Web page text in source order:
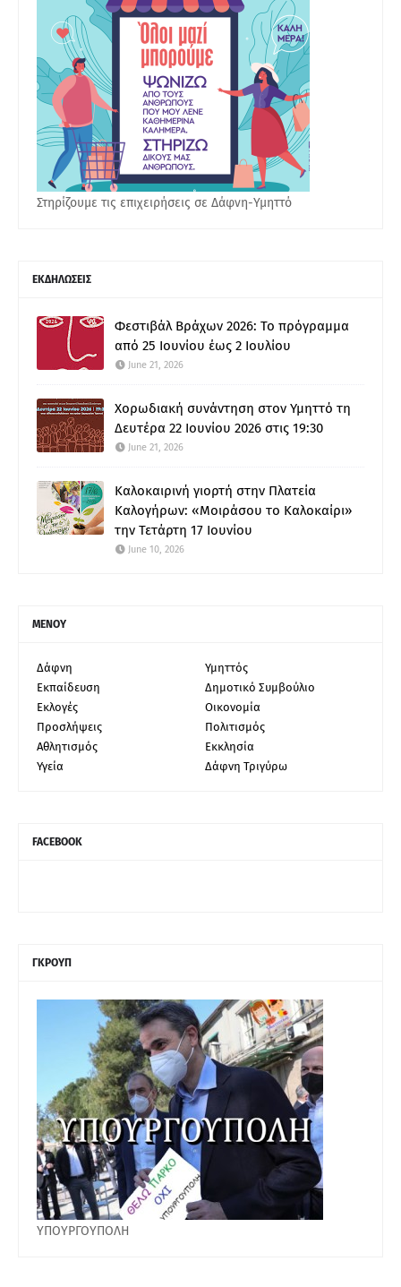
Στηρίζουμε τις επιχειρήσεις σε Δάφνη-Υμηττό
ΕΚΔΗΛΩΣΕΙΣ
Φεστιβάλ Βράχων 2026: Το πρόγραμμα
από 25 Ιουνίου έως 2 Ιουλίου
June 21, 2026
Χορωδιακή συνάντηση στον Υμηττό τη
Δευτέρα 22 Ιουνίου 2026 στις 19:30
June 21, 2026
Καλοκαιρινή γιορτή στην Πλατεία
Καλογήρων: «Μοιράσου το Καλοκαίρι»
την Τετάρτη 17 Ιουνίου
June 10, 2026
ΜΕΝΟΥ
Δάφνη
Υμηττός
Εκπαίδευση
Δημοτικό Συμβούλιο
Εκλογές
Οικονομία
Προσλήψεις
Πολιτισμός
Αθλητισμός
Εκκλησία
Υγεία
Δάφνη Τριγύρω
FACEBOOK
ΓΚΡΟΥΠ
ΥΠΟΥΡΓΟΥΠΟΛΗ